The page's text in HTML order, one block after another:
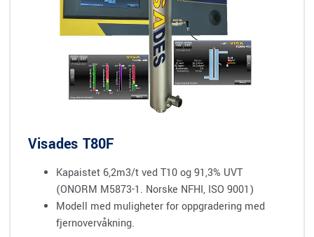
Visades T80F
Kapaistet 6,2m3/t ved T10 og 91,3% UVT
(ONORM M5873-1. Norske NFHI, ISO 9001)
Modell med muligheter for oppgradering med
fjernovervåkning.